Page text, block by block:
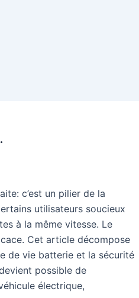
c’est un pilier de la
utilisateurs soucieux
à la même vitesse. Le
Cet article décompose
de vie batterie et la sécurité
possible de
électrique,